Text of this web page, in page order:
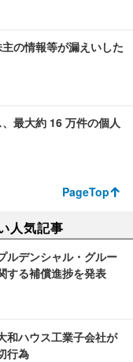
の情報等が漏えいした
最大約 16 万件の個人
PageTop
人気記事
デンシャル・グルー
する補償進捗を発表
和ハウス工業子会社が
行為